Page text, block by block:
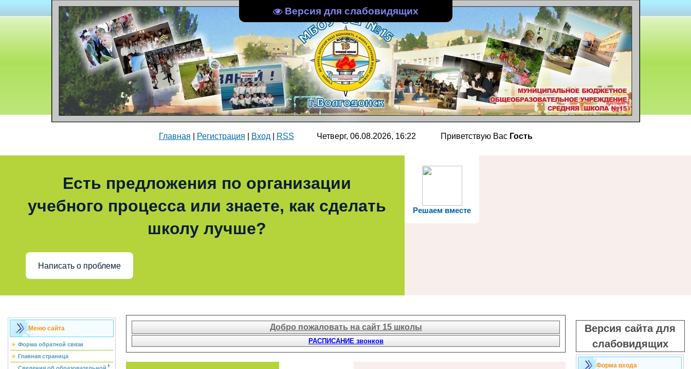
Версия для слабовидящих
Главная Регистрация Вход RSS Четверг, 06.08.2026, 16:22 Приветствую Вас Гость
Решаем вместе
Есть предложения по организации
учебного процесса или знаете, как сделать
школу лучше?
Написать о проблеме
Меню сайта
Форма обратной связи
Главная страница
Добро пожаловать на сайт 15 школы
РАСПИСАНИЕ звонков
Версия сайта для
слабовидящих
Форма входа